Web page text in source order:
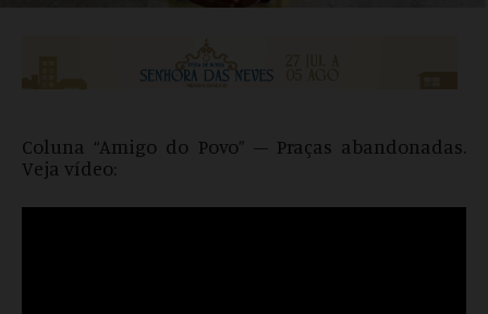
Coluna “Amigo do Povo” – Praças abandonadas.
Veja vídeo: